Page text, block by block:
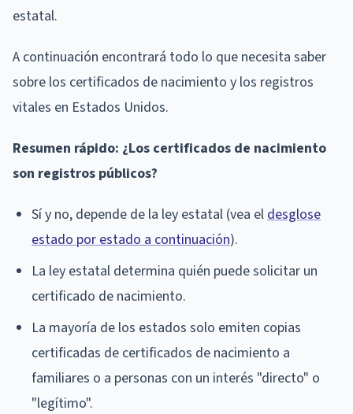
estatal.
A continuación encontrará todo lo que necesita saber
sobre los certificados de nacimiento y los registros
vitales en Estados Unidos.
Resumen rápido: ¿Los certificados de nacimiento
son registros públicos?
Sí y no, depende de la ley estatal (vea el desglose
estado por estado a continuación).
La ley estatal determina quién puede solicitar un
certificado de nacimiento.
La mayoría de los estados solo emiten copias
certificadas de certificados de nacimiento a
familiares o a personas con un interés "directo" o
"legítimo".